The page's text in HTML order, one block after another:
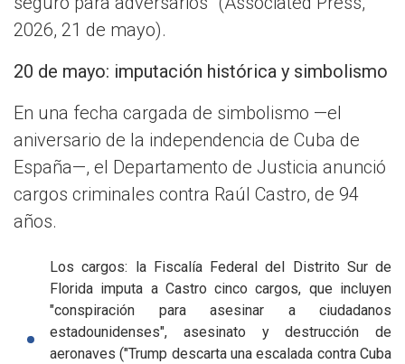
2026, 21 de mayo).
20 de mayo: imputación histórica y simbolismo
En una fecha cargada de simbolismo —el
aniversario de la independencia de Cuba de
España—, el Departamento de Justicia anunció
cargos criminales contra Raúl Castro, de 94
años.
Los cargos: la Fiscalía Federal del Distrito Sur de
Florida imputa a Castro cinco cargos, que incluyen
"conspiración para asesinar a ciudadanos
estadounidenses", asesinato y destrucción de
aeronaves ("Trump descarta una escalada contra Cuba